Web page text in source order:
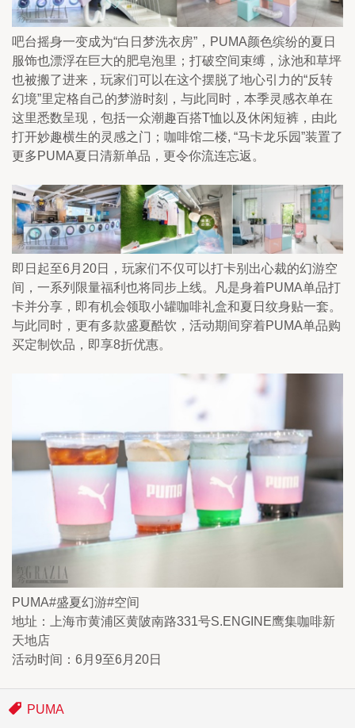
吧台摇身一变成为“白日梦洗衣房”，PUMA颜色缤纷的夏日
服饰也漂浮在巨大的肥皂泡里；打破空间束缚，泳池和草坪
也被搬了进来，玩家们可以在这个摆脱了地心引力的“反转
幻境”里定格自己的梦游时刻，与此同时，本季灵感衣单在
这里悉数呈现，包括一众潮趣百搭T恤以及休闲短裤，由此
打开妙趣横生的灵感之门；咖啡馆二楼, “马卡龙乐园”装置了
更多PUMA夏日清新单品，更令你流连忘返。
即日起至6月20日，玩家们不仅可以打卡别出心裁的幻游空
间，一系列限量福利也将同步上线。凡是身着PUMA单品打
卡并分享，即有机会领取小罐咖啡礼盒和夏日纹身贴一套。
与此同时，更有多款盛夏酷饮，活动期间穿着PUMA单品购
买定制饮品，即享8折优惠。
PUMA#盛夏幻游#空间
地址：上海市黄浦区黄陂南路331号S.ENGINE鹰集咖啡新
天地店
活动时间：6月9至6月20日
PUMA